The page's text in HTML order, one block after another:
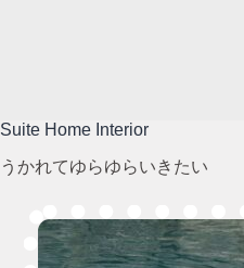
Suite Home Interior
うかれてゆらゆらいきたい